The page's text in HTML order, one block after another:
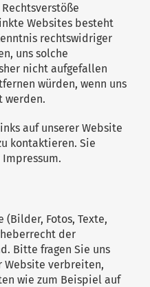
Websites besteht
rechtswidriger
uns solche
nicht aufgefallen
würden, wenn uns
werden.
auf unserer Website
kontaktieren. Sie
Fotos, Texte,
der
Bitte fragen Sie uns
Website verbreiten,
wie zum Beispiel auf